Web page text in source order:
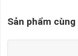
Sản phẩm